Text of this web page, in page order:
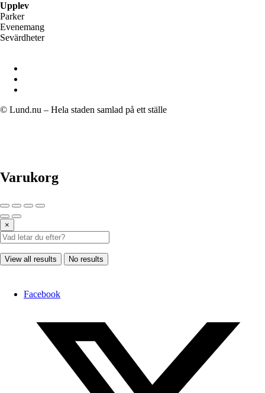
Upplev
Parker
Evenemang
Sevärdheter
© Lund.nu – Hela staden samlad på ett ställe
Varukorg
×
View all results No results
Facebook